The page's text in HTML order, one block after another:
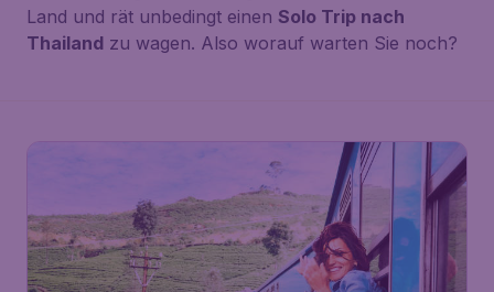
Land und rät unbedingt einen Solo Trip nach
Thailand zu wagen. Also worauf warten Sie noch?